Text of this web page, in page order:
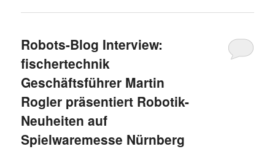
Robots-Blog Interview:
fischertechnik
Geschäftsführer Martin
Rogler präsentiert Robotik-
Neuheiten auf
Spielwaremesse Nürnberg